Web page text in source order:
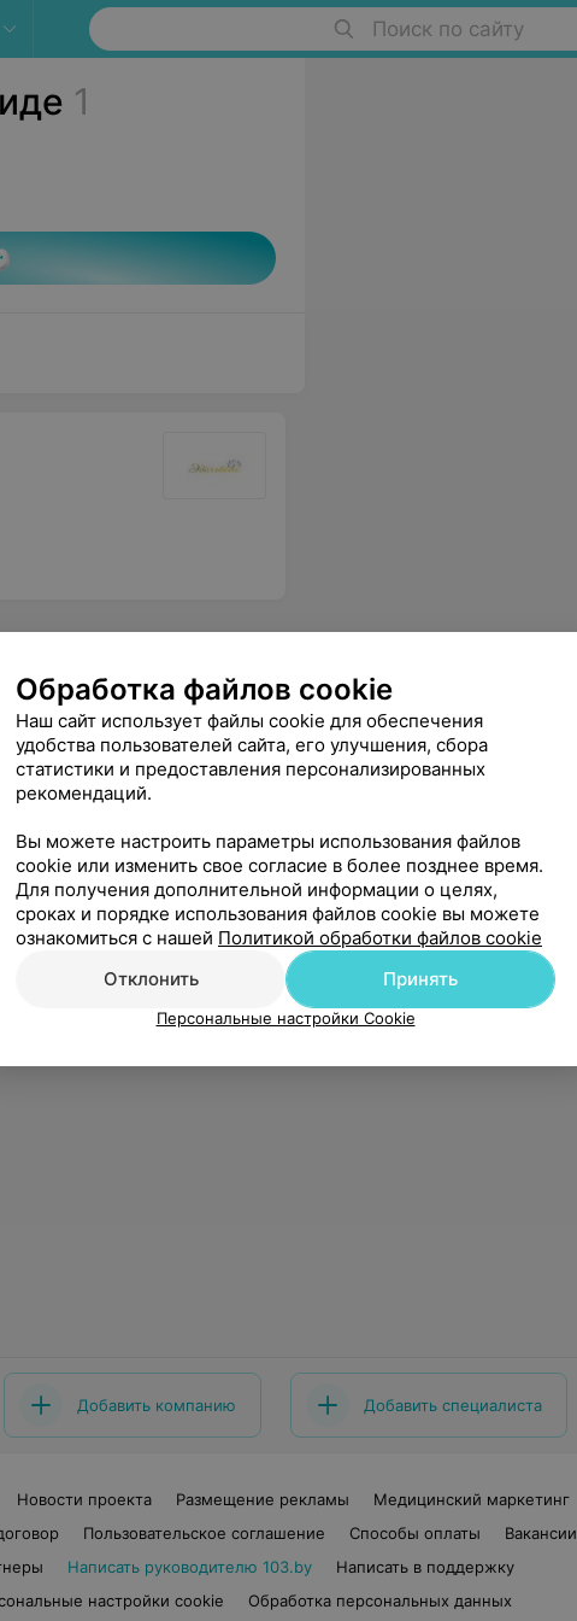
Поиск по сайту
1
Добавить компанию Добавить специалиста
Новости проекта Размещение рекламы
Медицинский маркетинг
Пользовательское соглашение Способы оплаты
Вакансии
Написать руководителю 103.by
Написать в поддержку
настройки cookie
Обработка персональных данных
Обработка файлов cookie
Наш сайт использует файлы cookie для обеспечения
удобства пользователей сайта, его улучшения, сбора
статистики и предоставления персонализированных
рекомендаций.
Вы можете настроить параметры использования файлов
cookie или изменить свое согласие в более позднее время.
Для получения дополнительной информации о целях,
сроках и порядке использования файлов cookie вы можете
ознакомиться с нашей Политикой обработки файлов cookie
Отклонить
Принять
Персональные настройки Cookie